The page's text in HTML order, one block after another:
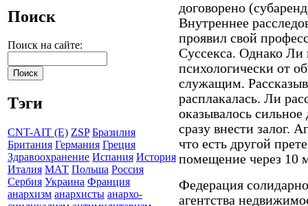
Поиск
Поиск на сайте:
Тэги
CNT-AIT (E) ZSP Бразилия
Британия Германия Греция
Здравоохранение Испания История
Италия МАТ Польша Россия
Сербия Украина Франция
анархизм анархисты анархо-
договорено
Внутреннее
проявил свой
Суссекса. Однако Ли
психологически от
служащим.
расплакалась. Ли
оказывалось сильное
сразу внести залог.
что есть другой
помещение через 10
Федерация
агентства